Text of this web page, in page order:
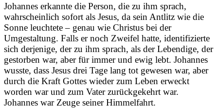
Johannes erkannte die Person, die zu ihm sprach,
wahrscheinlich sofort als Jesus, da sein Antlitz wie die
Sonne leuchtete – genau wie Christus bei der
Umgestaltung. Falls er noch Zweifel hatte, identifizierte
sich derjenige, der zu ihm sprach, als der Lebendige, der
gestorben war, aber für immer und ewig lebt. Johannes
wusste, dass Jesus drei Tage lang tot gewesen war, aber
durch die Kraft Gottes wieder zum Leben erweckt
worden war und zum Vater zurückgekehrt war.
Johannes war Zeuge seiner Himmelfahrt.